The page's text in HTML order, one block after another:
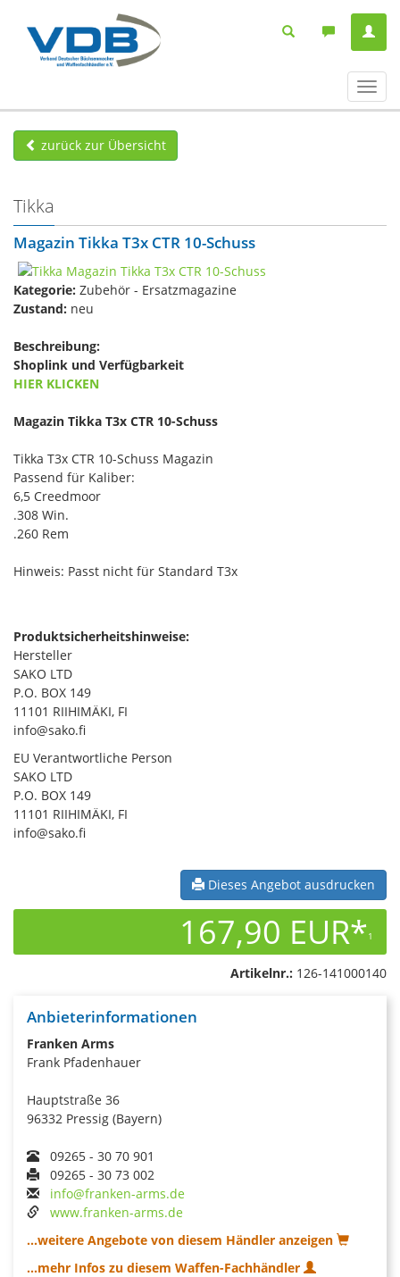
ein-/
zurück zur Übersicht
Tikka
Magazin Tikka T3x CTR 10-Schuss
Kategorie: Zubehör - Ersatzmagazine
Zustand: neu
Beschreibung:
Shoplink und Verfügbarkeit
HIER KLICKEN
Magazin Tikka T3x CTR 10-Schuss
Tikka T3x CTR 10-Schuss Magazin
Passend für Kaliber:
6,5 Creedmoor
.308 Win.
.260 Rem
Hinweis: Passt nicht für Standard T3x
Produktsicherheitshinweise:
Hersteller
SAKO LTD
P.O. BOX 149
11101 RIIHIMÄKI, FI
info@sako.fi
EU Verantwortliche Person
SAKO LTD
P.O. BOX 149
11101 RIIHIMÄKI, FI
info@sako.fi
Dieses Angebot ausdrucken
167,90 EUR*1
Artikelnr.: 126-141000140
Anbieterinformationen
Franken Arms
Frank Pfadenhauer
Hauptstraße 36
96332 Pressig (Bayern)
09265 - 30 70 901
09265 - 30 73 002
info@franken-arms.de
www.franken-arms.de
...weitere Angebote von diesem Händler anzeigen
...mehr Infos zu diesem Waffen-Fachhändler